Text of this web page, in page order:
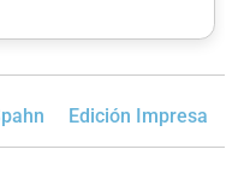
Edición Impresa